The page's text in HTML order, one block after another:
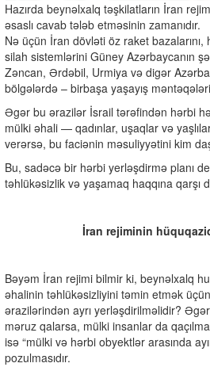
Hazırda beynəlxalq təşkilatların İran
əsaslı cavab tələb etməsinin zamanıdır.
Nə üçün İran dövləti öz raket bazalarını,
silah sistemlərini Güney Azərbaycanın
Zəncan, Ərdəbil, Urmiya və digər
bölgələrdə – birbaşa yaşayış
Əgər bu ərazilər İsrail tərəfindən hərbi
mülki əhali — qadınlar, uşaqlar və
verərsə, bu faciənin məsuliyyətini kim
Bu, sadəcə bir hərbi yerləşdirmə planı
təhlükəsizlik və yaşamaq haqqına qarşı
İran rejiminin
Bəyəm İran rejimi bilmir ki, beynəlxalq
əhalinin təhlükəsizliyini təmin etmək
ərazilərindən ayrı yerləşdirilməlidir?
məruz qalarsa, mülki insanlar da
isə “mülki və hərbi obyektlər arasında
pozulmasıdır.